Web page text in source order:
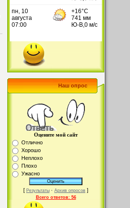
Наш опрос
Оцените мой сайт
Отлично
Хорошо
Неплохо
Плохо
Ужасно
[ Результаты · Архив опросов ]
Всего ответов: 56